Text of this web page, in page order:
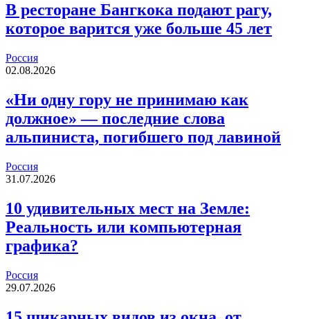
В ресторане Бангкока подают рагу,
которое варится уже больше 45 лет
Россия
02.08.2026
«Ни одну гору не принимаю как
должное» — последние слова
альпиниста, погибшего под лавиной
Россия
31.07.2026
10 удивительных мест на Земле:
Реальность или компьютерная
графика?
Россия
29.07.2026